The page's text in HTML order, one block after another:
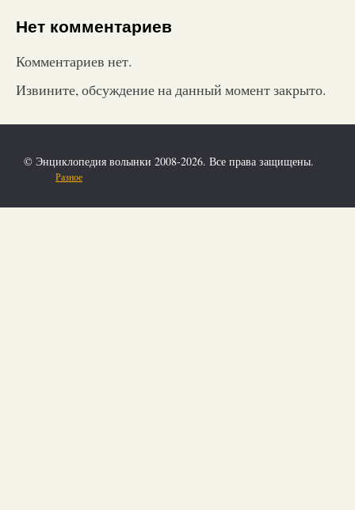
Нет комментариев
Комментариев нет.
Извините, обсуждение на данный момент закрыто.
© Энциклопедия волынки 2008-2026. Все права защищены.
Разное